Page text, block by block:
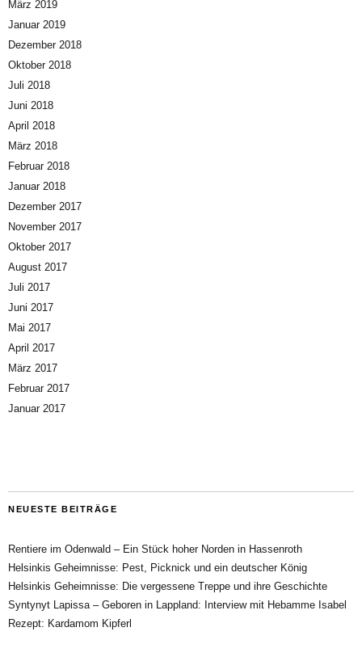
März 2019
Januar 2019
Dezember 2018
Oktober 2018
Juli 2018
Juni 2018
April 2018
März 2018
Februar 2018
Januar 2018
Dezember 2017
November 2017
Oktober 2017
August 2017
Juli 2017
Juni 2017
Mai 2017
April 2017
März 2017
Februar 2017
Januar 2017
NEUESTE BEITRÄGE
Rentiere im Odenwald – Ein Stück hoher Norden in Hassenroth
Helsinkis Geheimnisse: Pest, Picknick und ein deutscher König
Helsinkis Geheimnisse: Die vergessene Treppe und ihre Geschichte
Syntynyt Lapissa – Geboren in Lappland: Interview mit Hebamme Isabel
Rezept: Kardamom Kipferl